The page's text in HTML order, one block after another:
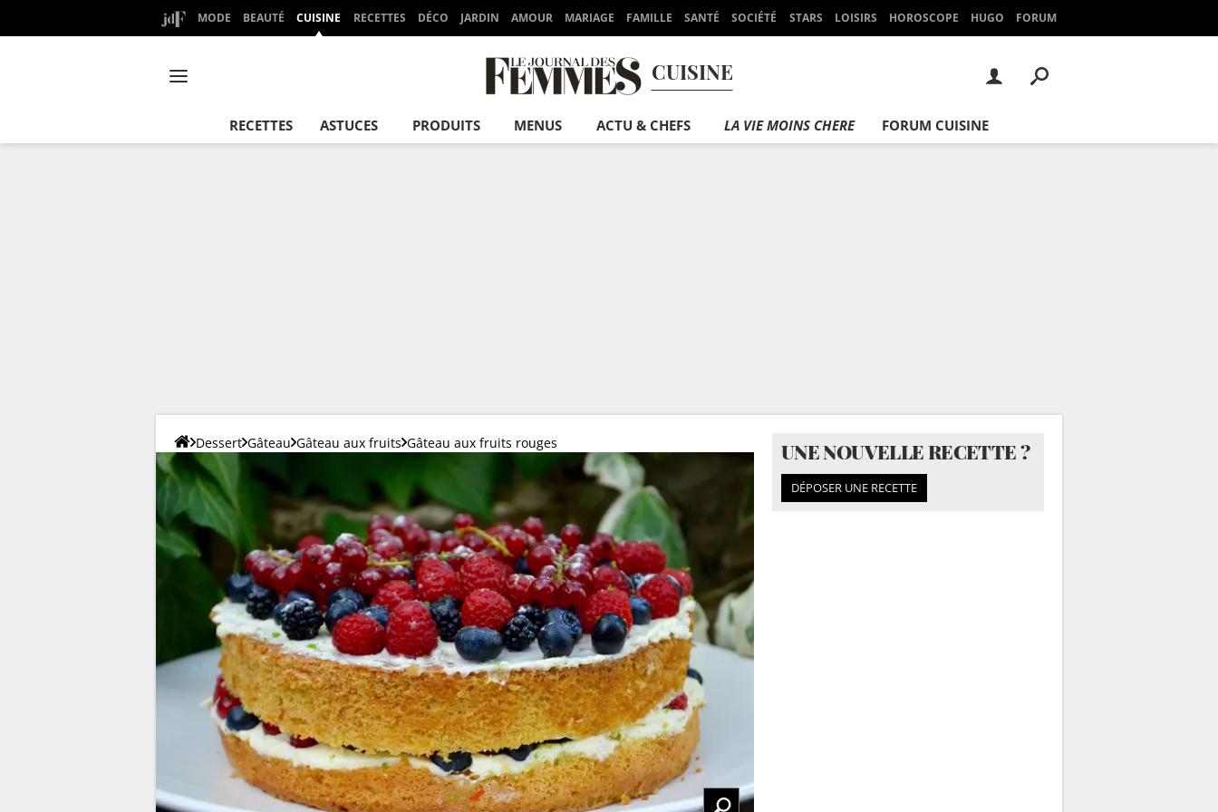
MODE BEAUTÉ CUISINE RECETTES DÉCO JARDIN AMOUR MARIAGE FAMILLE SANTÉ SOCIÉTÉ STARS LOISIRS HOROSCOPE HUGO FORUM
CUISINE
RECETTES ASTUCES PRODUITS MENUS ACTU & CHEFS LA VIE MOINS CHERE FORUM CUISINE
Dessert Gâteau Gâteau aux fruits Gâteau aux fruits rouges UNE NOUVELLE RECETTE ?
DÉPOSER UNE RECETTE